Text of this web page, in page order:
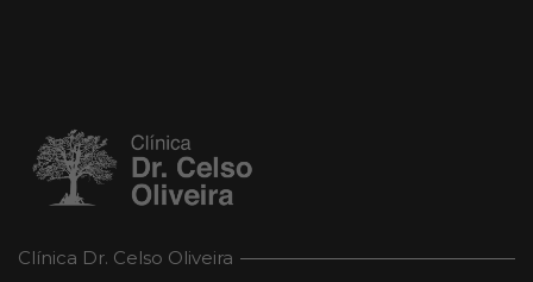
Clínica Dr. Celso Oliveira